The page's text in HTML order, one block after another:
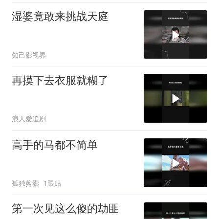
湿婆竟敢来挑战天庭
知己影视界
再摸下去衣服就糊了
浪人爱追剧
高手的马都不简单
孤独剪影 1跟贴
第一次见这么傻的劫匪